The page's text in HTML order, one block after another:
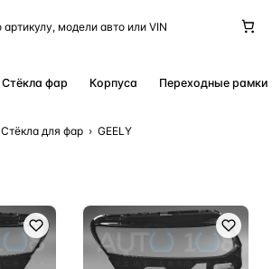
Стёкла фар Корпуса Переходные рамки
Стёкла для фар › GEELY